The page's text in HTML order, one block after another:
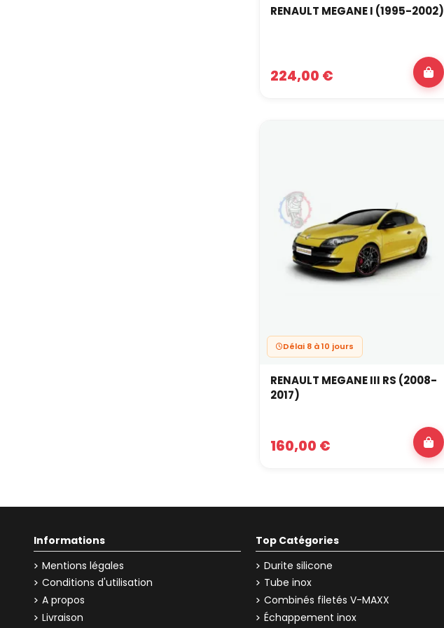
RENAULT MEGANE I (1995-2002)
224,00 €
Délai 8 à 10 jours
RENAULT MEGANE III RS (2008-
2017)
160,00 €
Informations
Mentions légales
Conditions d'utilisation
A propos
Livraison
Top Catégories
Durite silicone
Tube inox
Combinés filetés V-MAXX
Échappement inox